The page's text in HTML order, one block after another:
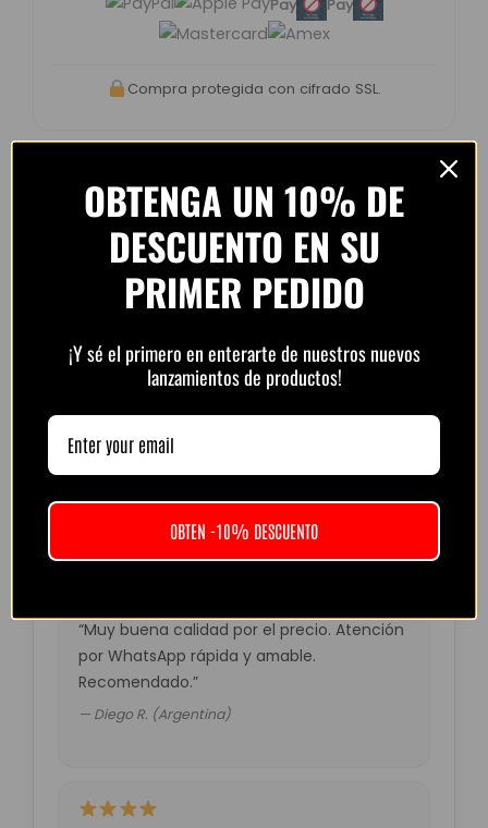
Pay Pay
Compra protegida con cifrado SSL.
Opiniones de clientes –
PlayFutbol
4.8 / 5 basado en
1.240
“Camiseta mejor de lo esperado. El envío
tardó unos días pero llegó perfecta.
— Laura M. (España)
“Muy buena calidad por el precio. Atención
por WhatsApp rápida y amable.
Recomendado.”
— Diego R. (Argentina)
OBTENGA UN 10% DE
DESCUENTO EN SU
PRIMER PEDIDO
¡Y sé el primero en enterarte de nuestros nuevos
lanzamientos de productos!
OBTEN -10% DESCUENTO